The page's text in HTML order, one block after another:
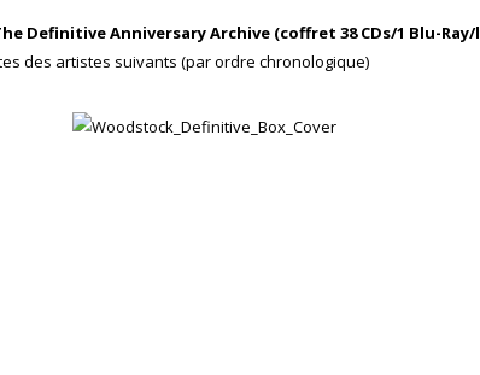
Definitive Anniversary Archive (coffret 38 CDs/1 Blu-
des artistes suivants (par ordre chronologique)